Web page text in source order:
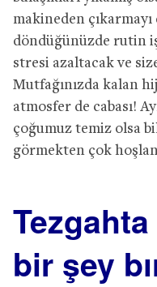
makineden
döndüğünüzde rutin
stresi azaltacak ve
Mutfağınızda kalan
atmosfer de cabası!
çoğumuz temiz olsa
görmekten çok
bir şey